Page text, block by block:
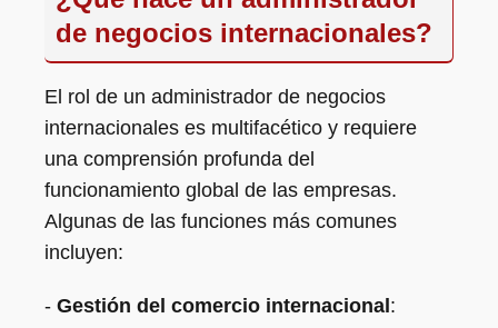
de negocios internacionales?
El rol de un administrador de negocios
internacionales es multifacético y requiere
una comprensión profunda del
funcionamiento global de las empresas.
Algunas de las funciones más comunes
incluyen:
- Gestión del comercio internacional :